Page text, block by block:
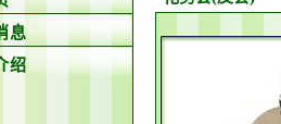
息
绍